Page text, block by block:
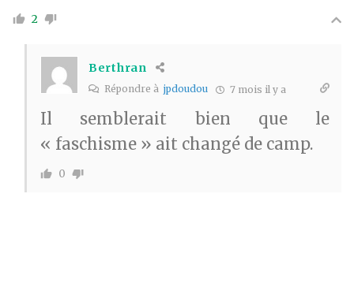
2
Berthran
Répondre à jpdoudou 7 mois il y a
Il semblerait bien que le
« faschisme » ait changé de camp.
0